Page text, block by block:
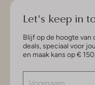
Let's keep in
Blijf op de hoogte van
deals, speciaal voor
en maak kans op €